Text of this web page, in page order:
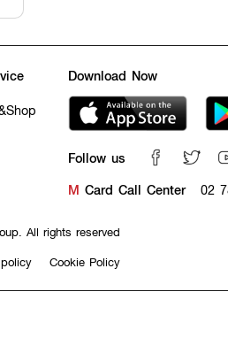
Download Now
Follow us
M Card Call Center 02
All rights reserved
Cookie Policy